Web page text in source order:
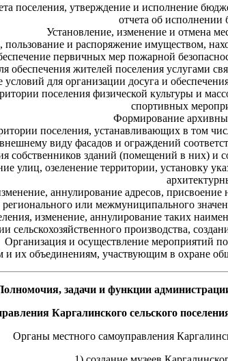
поселения, утверждение и исполнение
отчета об исполнении
Установление, изменение и отмена
пользование и распоряжение имуществом,
первичных мер пожарной
обеспечения жителей поселения услугами
условий для организации досуга и
поселения физической культуры и
спортивных
Формирование
поселения, устанавливающих в том
виду фасадов и ограждений
собственников зданий (помещений в них) и
улиц, озеленение территории, установку
аннулирование адресов,
или межмуниципального
изменение, аннулирование таких
сельскохозяйственного производства,
Организация и осуществление мероприятий
их объединениям, участвующим в охране
задачи и функции
Каргалинского сельского
Органы местного самоуправления